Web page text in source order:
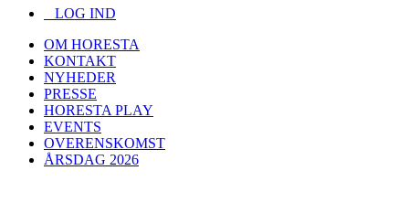
LOG IND
OM HORESTA
KONTAKT
NYHEDER
PRESSE
HORESTA PLAY
EVENTS
OVERENSKOMST
ÅRSDAG 2026